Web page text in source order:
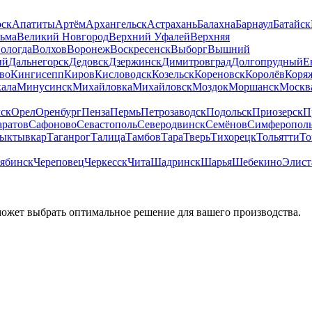
АпатитыАртёмАрхангельскАстраханьБалахнаБарнаулБатайск
Великий НовгородВерхний УфалейВерхняя
ВолховВоронежВоскресенскВыборгВышний
ДальнегорскДедовскДзержинскДимитровградДолгопрудный
КингисеппКировКисловодскКозельскКореновскКоролёв
МинусинскМихайловкаМихайловскМоздокМоршанск
ОрелОренбургПензаПермьПетрозаводскПодольскПриозерск
СафоновоСевастопольСеверодвинскСемёнов
ТаганрогТалицаТамбовТараТверьТихорецкТольятти
ЧереповецЧеркесскЧитаШадринскШарьяШебекино
выбрать оптимальное решение для вашего производства.